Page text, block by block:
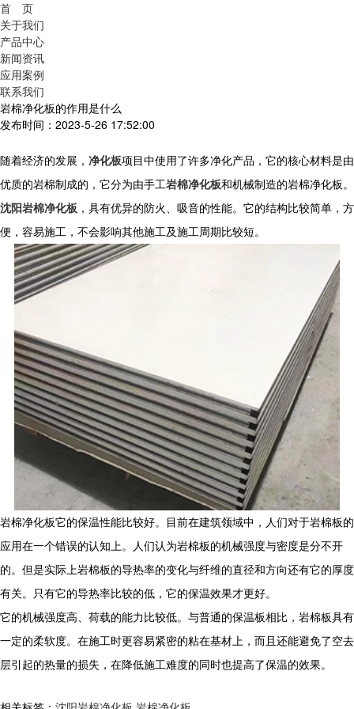
首 页
关于我们
产品中心
新闻资讯
应用案例
联系我们
岩棉净化板的作用是什么
发布时间：2023-5-26 17:52:00
随着经济的发展， 净化板项目中使用了许多净化产品，它的核心材料是由
优质的岩棉制成的，它分为由手工岩棉净化板和机械制造的岩棉净化板。
沈阳岩棉净化板 ，具有优异的防火、吸音的性能。它的结构比较简单，方
便，容易施工，不会影响其他施工及施工周期比较短。
岩棉净化板它的保温性能比较好。目前在建筑领域中，人们对于岩棉板的
应用在一个错误的认知上。人们认为岩棉板的机械强度与密度是分不开
的。但是实际上岩棉板的导热率的变化与纤维的直径和方向还有它的厚度
有关。只有它的导热率比较的低，它的保温效果才更好。
它的机械强度高、荷载的能力比较低。与普通的保温板相比，岩棉板具有
一定的柔软度。在施工时更容易紧密的粘在基材上，而且还能避免了空去
层引起的热量的损失，在降低施工难度的同时也提高了保温的效果。